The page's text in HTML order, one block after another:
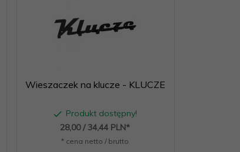
Wieszaczek na klucze - KLUCZE
Produkt dostępny!
28,00 / 34,44 PLN*
* cena netto / brutto